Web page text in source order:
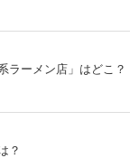
ラーメン店」はどこ？
？